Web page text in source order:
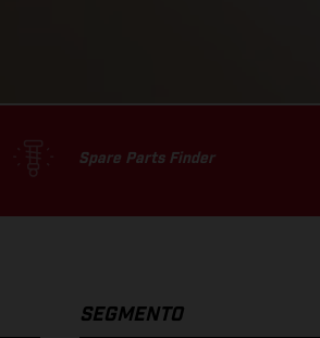
Spare Parts Finder
SEGMENTO